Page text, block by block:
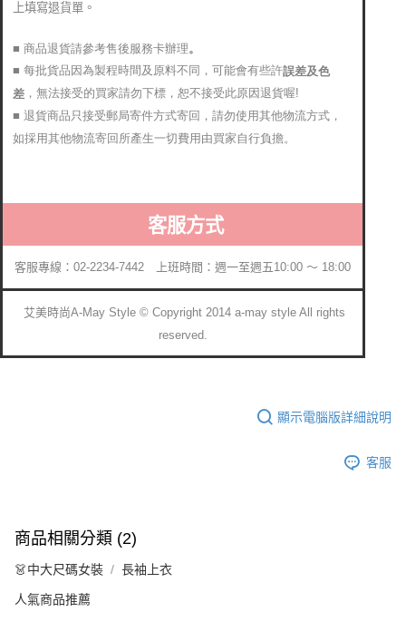
上填寫退貨單。
■ 商品退貨請參考售後服務卡辦理。
■ 每批貨品因為製程時間及原料不同，可能會有些許誤差及色
差 ，無法接受的買家請勿下標，恕不接受此原因退貨喔!
■ 退貨商品只接受郵局寄件方式寄回，請勿使用其他物流方式，
如採用其他物流寄回所產生一切費用由買家自行負擔。
客服方式
客服專線：02-2234-7442 上班時間：週一至週五10:00 ～ 18:00
艾美時尚A-May Style © Copyright 2014 a-may style All rights
reserved.
顯示電腦版詳細說明
客服
商品相關分類 (2)
👗中大尺碼女裝 長袖上衣
人氣商品推薦